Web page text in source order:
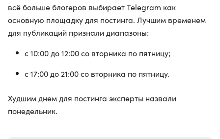
всё больше блогеров выбирает Telegram как
основную площадку для постинга. Лучшим временем
для публикаций признали диапазоны:
с 10:00 до 12:00 со вторника по пятницу;
с 17:00 до 21:00 со вторника по пятницу.
Худшим днем для постинга эксперты назвали
понедельник.